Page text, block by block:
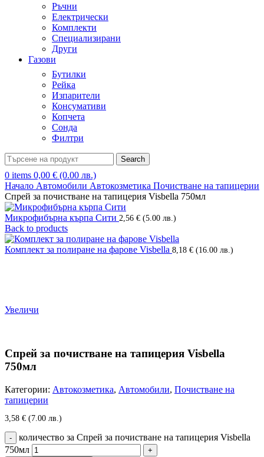
Ръчни
Електрически
Комплекти
Специализирани
Други
Газови
Бутилки
Рейка
Изпарители
Консумативи
Копчета
Сонда
Филтри
Search
0 items 0,00 € (0.00 лв.)
Начало Автомобили Автокозметика Почистване на тапицерии
Спрей за почистване на тапицерия Visbella 750мл
Микрофибърна кърпа Сити 2,56 € (5.00 лв.)
Back to products
Комплект за полиране на фарове Visbella 8,18 € (16.00 лв.)
Увеличи
Спрей за почистване на тапицерия Visbella
750мл
Категории: Автокозметика, Автомобили, Почистване на
тапицерии
3,58 € (7.00 лв.)
количество за Спрей за почистване на тапицерия Visbella
750мл